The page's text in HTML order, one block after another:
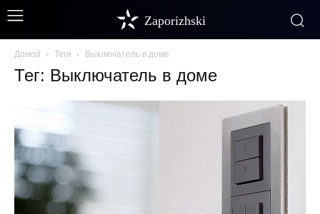
Zaporizhski
Домой Теги Выключатель в доме
Тег: Выключатель в доме